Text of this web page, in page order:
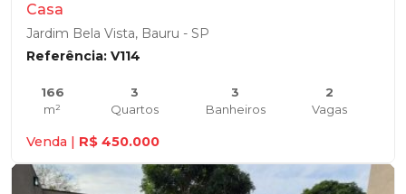
Casa
Jardim Bela Vista, Bauru - SP
Referência: V114
166
m²
3
Quartos
3
Banheiros
2
Vagas
Venda | R$ 450.000